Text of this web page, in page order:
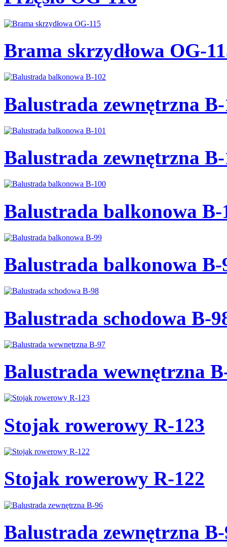
Brama skrzydłowa OG-
Balustrada zewnętrzna
Balustrada zewnętrzna
Balustrada balkonowa B-
Balustrada balkonowa B-
Balustrada schodowa B-
Balustrada wewnętrzna
Stojak rowerowy R-123
Stojak rowerowy R-122
Balustrada zewnętrzna